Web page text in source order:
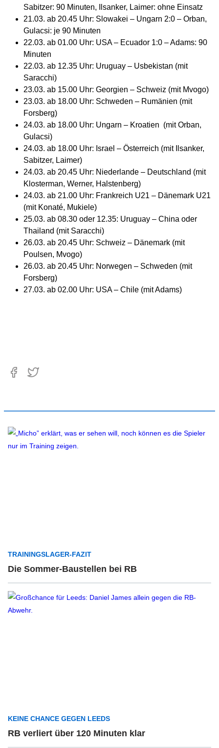
Sabitzer: 90 Minuten, Ilsanker, Laimer: ohne Einsatz
21.03. ab 20.45 Uhr: Slowakei – Ungarn 2:0 – Orban,
Gulacsi: je 90 Minuten
22.03. ab 01.00 Uhr: USA – Ecuador 1:0 – Adams: 90
Minuten
22.03. ab 12.35 Uhr: Uruguay – Usbekistan (mit
Saracchi)
23.03. ab 15.00 Uhr: Georgien – Schweiz (mit Mvogo)
23.03. ab 18.00 Uhr: Schweden – Rumänien (mit
Forsberg)
24.03. ab 18.00 Uhr: Ungarn – Kroatien (mit Orban,
Gulacsi)
24.03. ab 18.00 Uhr: Israel – Österreich (mit Ilsanker,
Sabitzer, Laimer)
24.03. ab 20.45 Uhr: Niederlande – Deutschland (mit
Klosterman, Werner, Halstenberg)
24.03. ab 21.00 Uhr: Frankreich U21 – Dänemark U21
(mit Konaté, Mukiele)
25.03. ab 08.30 oder 12.35: Uruguay – China oder
Thailand (mit Saracchi)
26.03. ab 20.45 Uhr: Schweiz – Dänemark (mit
Poulsen, Mvogo)
26.03. ab 20.45 Uhr: Norwegen – Schweden (mit
Forsberg)
27.03. ab 02.00 Uhr: USA – Chile (mit Adams)
TRAININGSLAGER-FAZIT
Die Sommer-Baustellen bei RB
KEINE CHANCE GEGEN LEEDS
RB verliert über 120 Minuten klar